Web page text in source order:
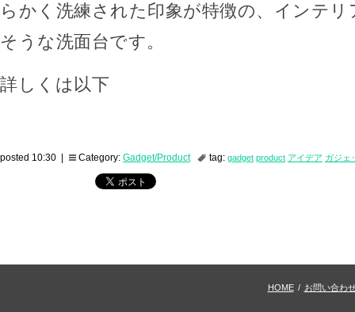
らかく洗練された印象が特徴の、インテ
そうな洗面台です。
詳しくは以下
posted 10:30 | Category: Gadget/Product tag: gadget product アイデア ガジェ
HOME / お問い合わ